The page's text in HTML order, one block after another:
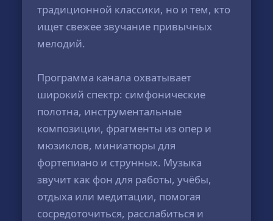
традиционной классики, но и тем, кто
ищет свежее звучание привычных
мелодий.
Программа канала охватывает
широкий спектр: симфонические
полотна, инструментальные
композиции, фрагменты из опер и
мюзиклов, миниатюры для
фортепиано и струнных. Музыка
звучит как фон для работы, учёбы,
отдыха или медитации, помогая
сосредоточиться, расслабиться и